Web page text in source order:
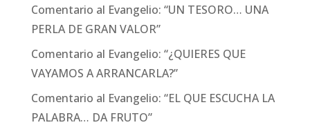
Comentario al Evangelio: “UN TESORO… UNA
PERLA DE GRAN VALOR”
Comentario al Evangelio: “¿QUIERES QUE
VAYAMOS A ARRANCARLA?”
Comentario al Evangelio: “EL QUE ESCUCHA LA
PALABRA… DA FRUTO”